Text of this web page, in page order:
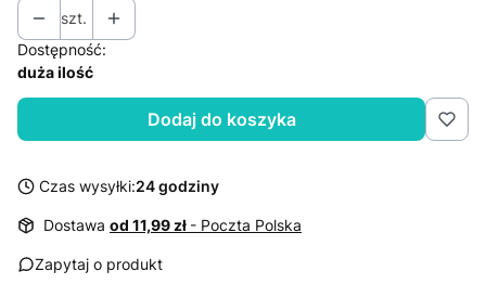
szt.
Dostępność:
duża ilość
Dodaj do koszyka
Czas wysyłki:24 godziny
Dostawa od 11,99 zł - Poczta Polska
Zapytaj o produkt